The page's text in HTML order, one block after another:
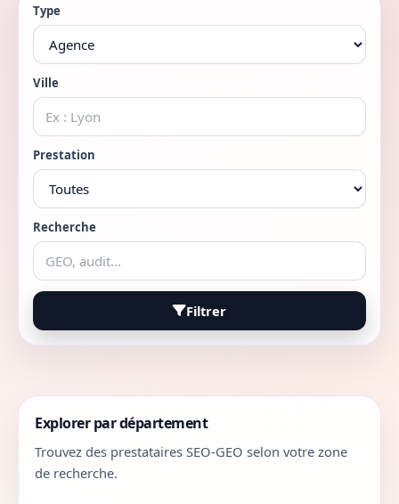
Type
Ville
Prestation
Recherche
Filtrer
Explorer par département
Trouvez des prestataires SEO-GEO selon votre zone
de recherche.